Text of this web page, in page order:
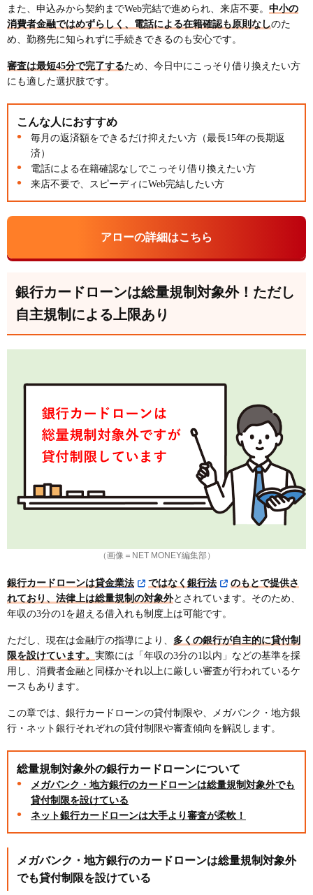
また、申込みから契約までWeb完結で進められ、来店不要。 中小の
消費者金融ではめずらしく、電話による在籍確認も原則なしのた
め、勤務先に知られずに手続きできるのも安心です。
審査は最短45分で完了するため、今日中にこっそり借り換えたい方
にも適した選択肢です。
こんな人におすすめ
毎月の返済額をできるだけ抑えたい方（最長15年の長期返
済）
電話による在籍確認なしでこっそり借り換えたい方
来店不要で、スピーディにWeb完結したい方
アローの詳細はこちら
銀行カードローンは総量規制対象外！ただし
自主規制による上限あり
（画像＝NET MONEY編集部）
銀行カードローンは貸金業法 ではなく 銀行法
のもとで提供さ
れており、法律上は総量規制の対象外とされています。そのため、
年収の3分の1を超える借入れも制度上は可能です。
ただし、現在は金融庁の指導により、 多くの銀行が自主的に貸付制
限を設けています。 実際には「年収の3分の1以内」などの基準を採
用し、消費者金融と同様かそれ以上に厳しい審査が行われているケ
ースもあります。
この章では、銀行カードローンの貸付制限や、メガバンク・地方銀
行・ネット銀行それぞれの貸付制限や審査傾向を解説します。
総量規制対象外の銀行カードローンについて
メガバンク・地方銀行のカードローンは総量規制対象外でも
貸付制限を設けている
ネット銀行カードローンは大手より審査が柔軟！
メガバンク・地方銀行のカードローンは総量規制対象外
でも貸付制限を設けている